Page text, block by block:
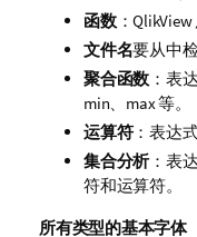
函数：
文件名要从中
聚合函数 ：表
min、 max等。
运算符：表达
集合分析：表
符和运算符。
所有类型的基本字体